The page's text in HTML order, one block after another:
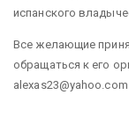
испанского
Все желающие
обращаться к его
alexas23@yahoo.com